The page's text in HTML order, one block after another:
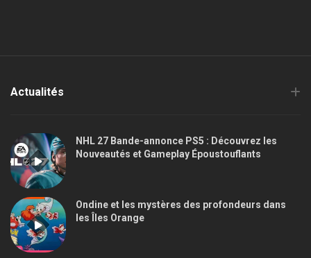
Actualités
NHL 27 Bande-annonce PS5 : Découvrez les
Nouveautés et Gameplay Époustouflants
Ondine et les mystères des profondeurs dans
les Îles Orange